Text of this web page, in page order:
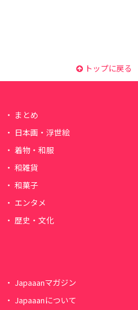
トップに戻る
まとめ
日本画・浮世絵
着物・和服
和雑貨
和菓子
エンタメ
歴史・文化
Japaaanマガジン
Japaaanについて